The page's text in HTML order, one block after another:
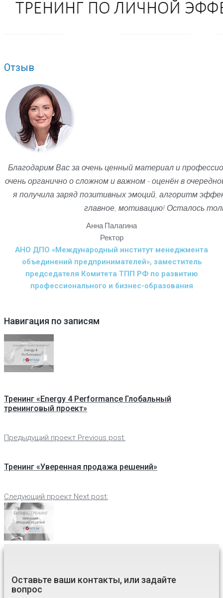
Отзыв
Благодарим Вас за очень ценный материал и
очень органично о сложном и важном - оценён в
я получила заряд позитивных эмоций, алгоритм
главное, мотивацию! Осталось
Анна Палагина
Ректор
АНО ДПО «Международный институт менеджмента
объединений предпринимателей», заместитель
председателя Комитета ТПП РФ по развитию
профессионального и бизнес-образования
Навигация по записям
Тренинг «Energy 4 Performance Глобальный
тренинговый проект»
Предыдущий проект Previous post:
Тренинг «Уверенная продажа решений»
Следующий проект Next post:
Оставьте ваши контакты, или задайте
вопрос